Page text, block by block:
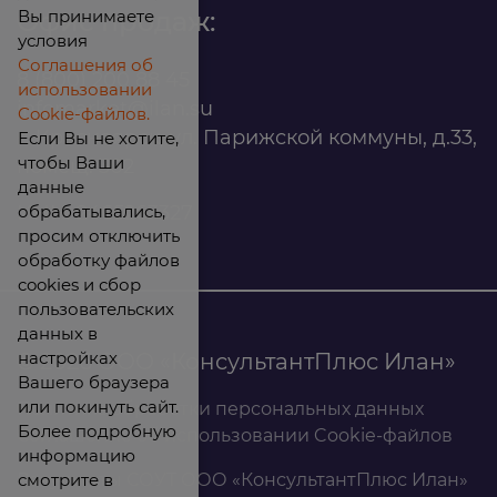
Офис продаж:
infomarket@ilan.su
г. Красноярск, ул. Парижской коммуны, д.33,
помещ. 302
ИНН: 2465263327
© 2026 ООО «КонсультантПлюс Илан»
Политика обработки персональных данных
Соглашение об использовании Cookie-файлов
Результаты СОУТ ООО «КонсультантПлюс Илан»
Вы принимаете
условия
Соглашения об
использовании
Cookie-файлов.
Если Вы не хотите,
чтобы Ваши
данные
обрабатывались,
просим отключить
обработку файлов
cookies и сбор
пользовательских
данных в
настройках
Вашего браузера
или покинуть сайт.
Более подробную
информацию
смотрите в